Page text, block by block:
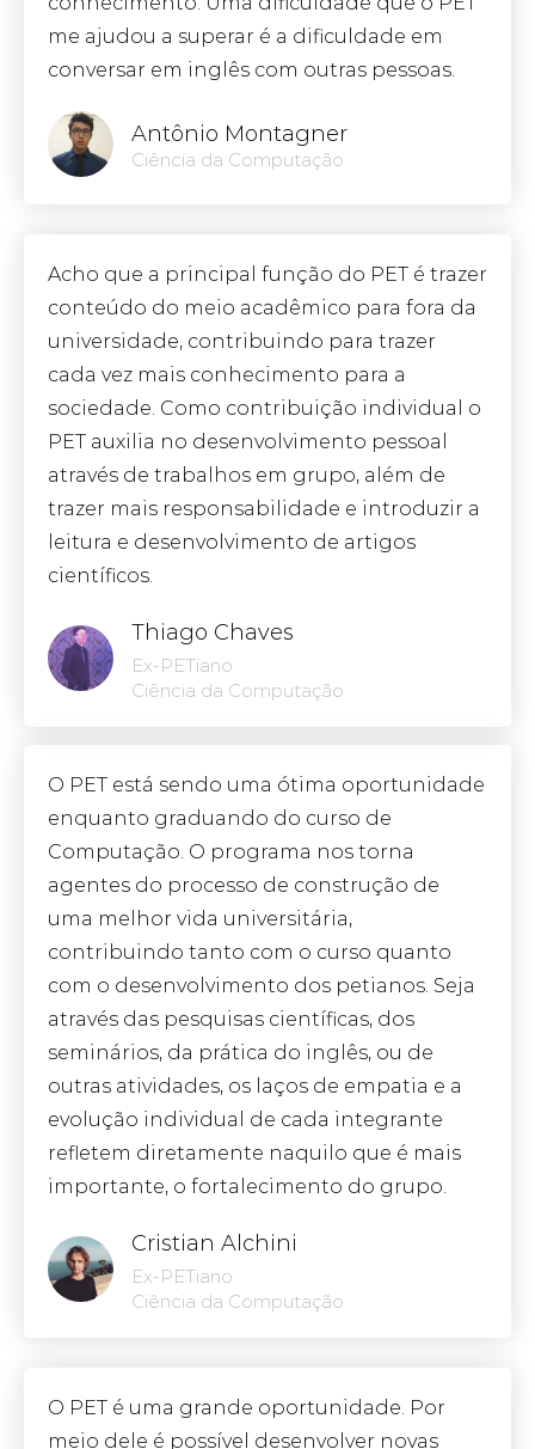
me ajudou a superar é a dificuldade em
conversar em inglês com outras pessoas.
Antônio Montagner
Ciência da Computação
Acho que a principal função do PET é trazer
conteúdo do meio acadêmico para fora da
universidade, contribuindo para trazer
cada vez mais conhecimento para a
sociedade. Como contribuição individual o
PET auxilia no desenvolvimento pessoal
através de trabalhos em grupo, além de
trazer mais responsabilidade e introduzir a
leitura e desenvolvimento de artigos
científicos.
Thiago Chaves
Ex-PETiano
Ciência da Computação
O PET está sendo uma ótima oportunidade
enquanto graduando do curso de
Computação. O programa nos torna
agentes do processo de construção de
uma melhor vida universitária,
contribuindo tanto com o curso quanto
com o desenvolvimento dos petianos. Seja
através das pesquisas científicas, dos
seminários, da prática do inglês, ou de
outras atividades, os laços de empatia e a
evolução individual de cada integrante
refletem diretamente naquilo que é mais
importante, o fortalecimento do grupo.
Cristian Alchini
Ex-PETiano
Ciência da Computação
O PET é uma grande oportunidade. Por
meio dele é possível desenvolver novas